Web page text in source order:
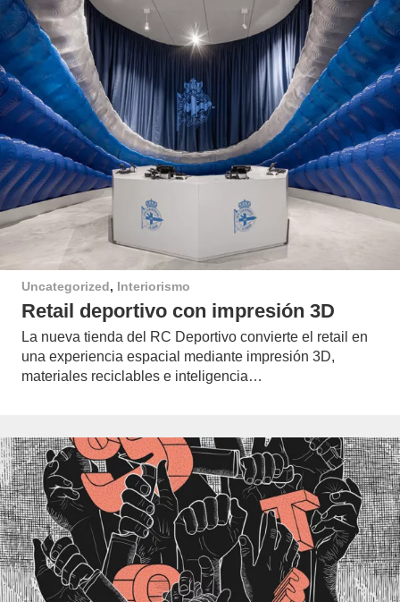
Uncategorized, Interiorismo
Retail deportivo con impresión 3D
La nueva tienda del RC Deportivo convierte el retail en
una experiencia espacial mediante impresión 3D,
materiales reciclables e inteligencia…